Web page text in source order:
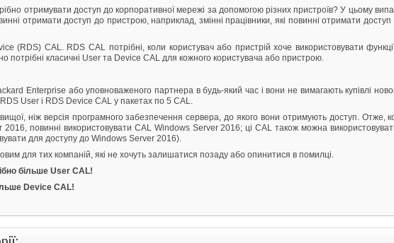
отримувати доступ до корпоративної мережі за допомогою різних пристроїв? У цьому
отримати доступ до пристрою, наприклад, змінні працівники, які повинні отримати
(RDS) CAL. RDS CAL потрібні, коли користувач або пристрій хоче використовувати
потрібні класичні User та Device CAL для кожного користувача або пристрою.
Enterprise або уповноваженого партнера в будь-який час і вони не вимагають купівлі
User і RDS Device CAL у пакетах по 5 CAL.
ніж версія програмного забезпечення сервера, до якого вони отримують доступ. Отже,
повинні використовувати CAL Windows Server 2016; ці CAL також можна
для доступу до Windows Server 2016).
для тих компаній, які не хочуть залишатися позаду або опинитися в помилці.
більше User CAL!
Device CAL!